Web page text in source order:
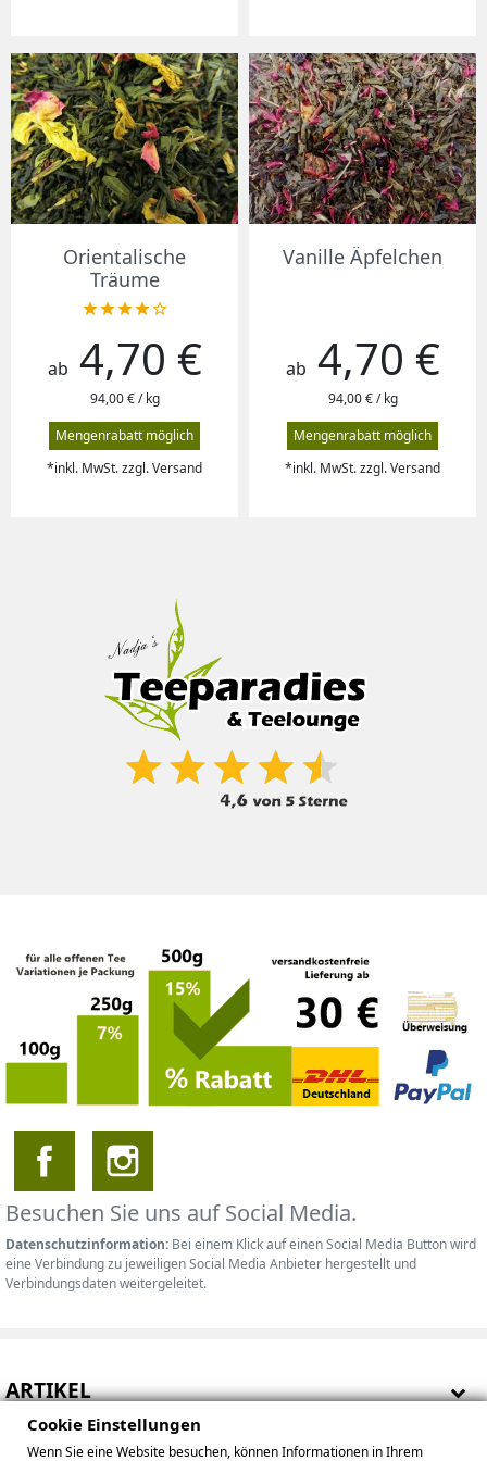
Orientalische
Träume

Preis
ab 4,70 €
94,00 € / kg
Mengenrabatt möglich
*inkl. MwSt. zzgl. Versand
Vanille Äpfelchen
Preis
ab 4,70 €
94,00 € / kg
Mengenrabatt möglich
*inkl. MwSt. zzgl. Versand
Besuchen Sie uns auf Social Media.
Datenschutzinformation: Bei einem Klick auf einen Social Media Button wird
eine Verbindung zu jeweiligen Social Media Anbieter hergestellt und
Verbindungsdaten weitergeleitet.
ARTIKEL
HINWEISE
Cookie Einstellungen
Wenn Sie eine Website besuchen, können Informationen in Ihrem